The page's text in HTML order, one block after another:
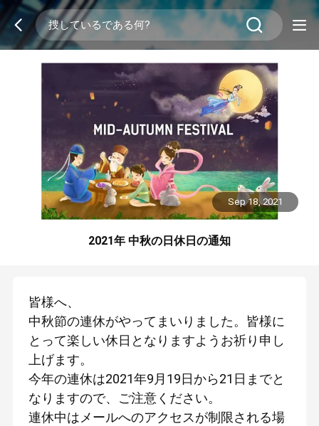
Sep 18, 2021
2021年 中秋の日休日の通知
皆様へ、
中秋節の連休がやってまいりました。皆様に
とって楽しい休日となりますようお祈り申し
上げます。
今年の連休は2021年9月19日から21日までと
なりますので、ご注意ください。
連休中はメールへのアクセスが制限される場